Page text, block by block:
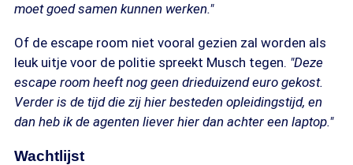
moet goed samen kunnen werken."
Of de escape room niet vooral gezien zal worden als
leuk uitje voor de politie spreekt Musch tegen. "Deze
escape room heeft nog geen drieduizend euro gekost.
Verder is de tijd die zij hier besteden opleidingstijd, en
dan heb ik de agenten liever hier dan achter een laptop."
Wachtlijst